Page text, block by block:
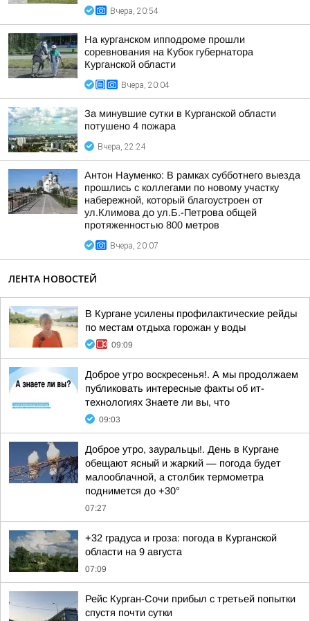
Вчера, 20:54
На курганском ипподроме прошли
соревнования на Кубок губернатора
Курганской области
Вчера, 20:04
За минувшие сутки в Курганской области
потушено 4 пожара
Вчера, 22:24
Антон Науменко: В рамках субботнего выезда
прошлись с коллегами по новому участку
набережной, который благоустроен от
ул.Климова до ул.Б.-Петрова общей
протяженностью 800 метров
Вчера, 20:07
ЛЕНТА НОВОСТЕЙ
В Кургане усилены профилактические рейды
по местам отдыха горожан у воды
09:09
Доброе утро воскресенья!. А мы продолжаем
публиковать интересные факты об ит-
технологиях Знаете ли вы, что
09:03
Доброе утро, зауральцы!. День в Кургане
обещают ясный и жаркий — погода будет
малооблачной, а столбик термометра
поднимется до +30°
07:27
+32 градуса и гроза: погода в Курганской
области на 9 августа
07:09
Рейс Курган-Сочи прибыл с третьей попытки
спустя почти сутки